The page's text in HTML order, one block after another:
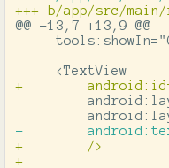
@@ -13,7 +13,9 @@
+        />